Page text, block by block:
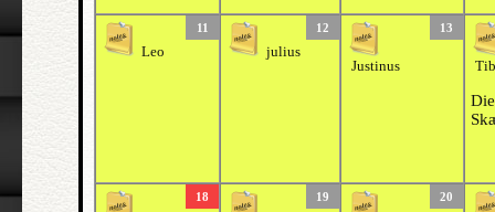
11
Leo
12
julius
13
Justinus
18 19 20